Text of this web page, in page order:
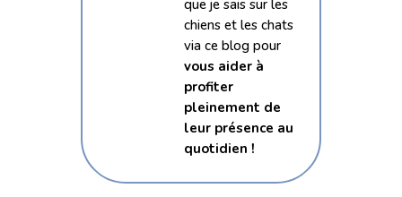
que je sais sur les
chiens et les chats
via ce blog pour
vous aider à
profiter
pleinement de
leur présence au
quotidien !